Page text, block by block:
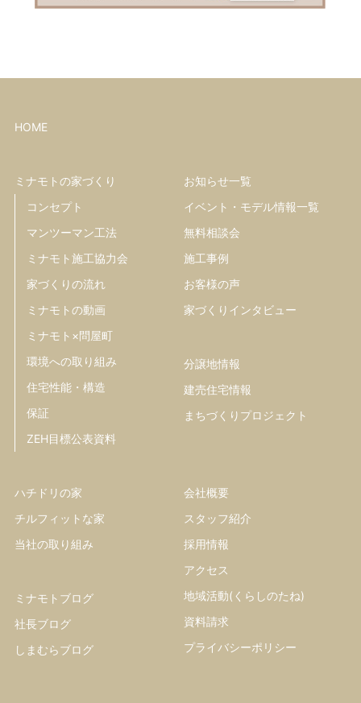
HOME
ミナモトの家づくり
コンセプト
マンツーマン工法
ミナモト施工協力会
家づくりの流れ
ミナモトの動画
ミナモト×問屋町
環境への取り組み
住宅性能・構造
保証
ZEH目標公表資料
お知らせ一覧
イベント・モデル情報一覧
無料相談会
施工事例
お客様の声
家づくりインタビュー
分譲地情報
建売住宅情報
まちづくりプロジェクト
ハチドリの家
チルフィットな家
当社の取り組み
ミナモトブログ
社長ブログ
しまむらブログ
会社概要
スタッフ紹介
採用情報
アクセス
地域活動(くらしのたね)
資料請求
プライバシーポリシー